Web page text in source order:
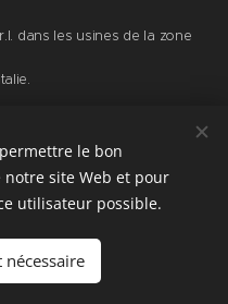
dans les usines de la zone
• All rights reserved - P.IVA
le bon
site Web et pour
utilisateur possible.
nécessaire